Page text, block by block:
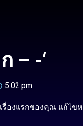
– -‘
5:02 pm
รื่องแรกของคุณ แก้ไข